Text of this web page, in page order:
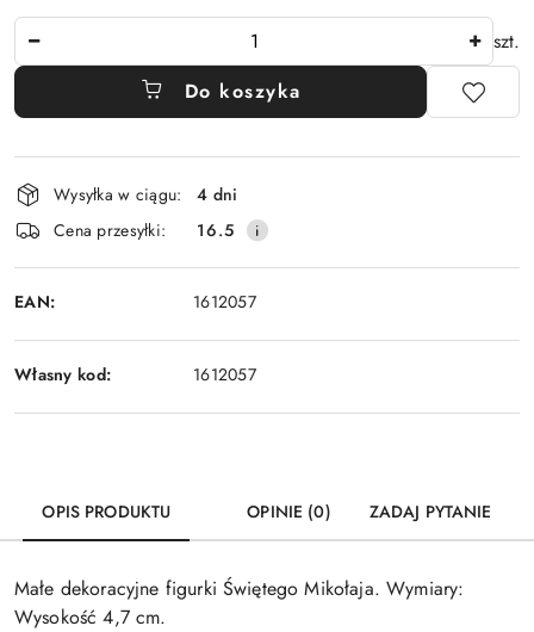
szt.
Do koszyka
Dostępność
i
dostawa
Wysyłka w ciągu:
4 dni
Cena przesyłki:
16.5
EAN: 1612057
Własny kod: 1612057
OPIS PRODUKTU OPINIE (0) ZADAJ PYTANIE
Małe dekoracyjne figurki Świętego Mikołaja. Wymiary:
Wysokość 4,7 cm.